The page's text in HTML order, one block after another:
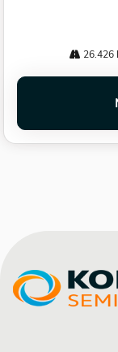
26.426